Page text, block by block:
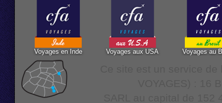
Voyages en Inde Voyages aux USA Voyages au